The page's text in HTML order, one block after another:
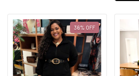
36% OFF